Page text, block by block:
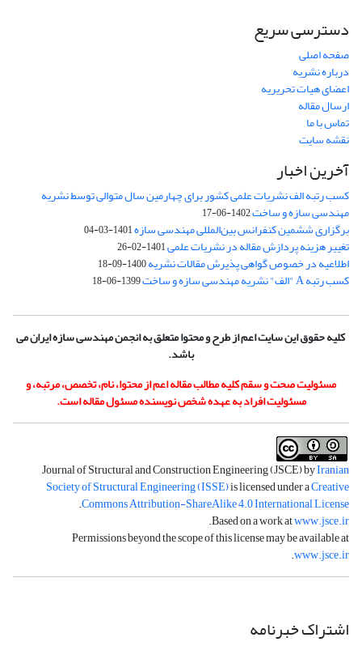
دسترسی سریع
صفحه اصلی
درباره نشریه
اعضای هیات تحریریه
ارسال مقاله
تماس با ما
نقشه سایت
آخرین اخبار
کسب رتبه الف نشریات علمی کشور برای چهارمین سال متوالی توسط نشریه
مهندسی سازه و ساخت1402-06-17
برگزاری ششمین کنفرانس بین‌المللی مهندسی سازه1401-03-04
تغییر هزینه پردازش مقاله در نشریات علمی1401-02-26
اطلاعیه در خصوص گواهی پذیرش مقالات نشریه1400-09-18
کسب رتبه A "الف" نشریه مهندسی سازه و ساخت 1399-06-18
کلیه حقوق این سایت اعم از طرح و محتوا متعلق به انجمن مهندسی سازه ایران می
باشد.
مسئولیت صحت و سقم کلیه مطالب مقاله اعم از محتوا، نام، تخصص، مرتبه، و
مسئولیت افراد به عهده شخص نویسنده مسئول مقاله است.
Journal of Structural and Construction Engineering (JSCE) byIranian
Society of Structural Engineering (ISSE)is licensed under aCreative
Commons Attribution-ShareAlike 4.0 International License
.
Based on a work atwww.jsce.ir
.
Permissions beyond the scope of this license may be available at
www.jsce.ir
.
اشتراک خبرنامه